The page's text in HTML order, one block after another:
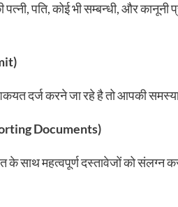
पत्नी, पति, कोई भी सम्बन्धी, और
दर्ज करने जा रहे है तो आपकी समस्या
Documents)
के साथ महत्वपूर्ण दस्तावेजों को